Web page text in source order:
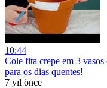
10:44
Cole fita crepe em 3 vasos
para os dias quentes!
7 yıl önce